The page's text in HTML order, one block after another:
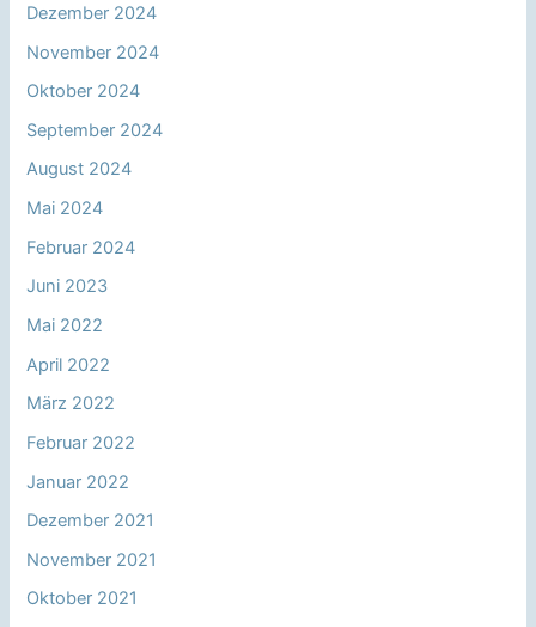
Dezember 2024
November 2024
Oktober 2024
September 2024
August 2024
Mai 2024
Februar 2024
Juni 2023
Mai 2022
April 2022
März 2022
Februar 2022
Januar 2022
Dezember 2021
November 2021
Oktober 2021